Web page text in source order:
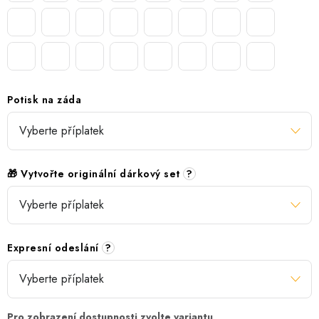
Potisk na záda
🎁 Vytvořte originální dárkový set ?
Expresní odeslání ?